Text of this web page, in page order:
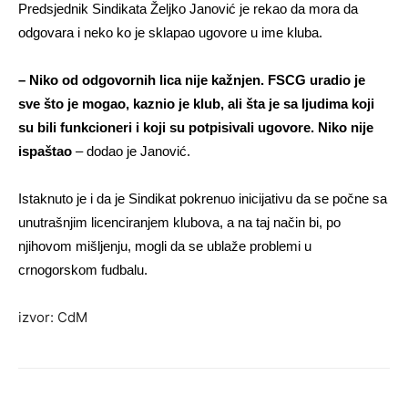
Predsjednik Sindikata Željko Janović je rekao da mora da
odgovara i neko ko je sklapao ugovore u ime kluba.
– Niko od odgovornih lica nije kažnjen. FSCG uradio je
sve što je mogao, kaznio je klub, ali šta je sa ljudima koji
su bili funkcioneri i koji su potpisivali ugovore. Niko nije
ispaštao – dodao je Janović.
Istaknuto je i da je Sindikat pokrenuo inicijativu da se počne sa
unutrašnjim licenciranjem klubova, a na taj način bi, po
njihovom mišljenju, mogli da se ublaže problemi u
crnogorskom fudbalu.
izvor: CdM